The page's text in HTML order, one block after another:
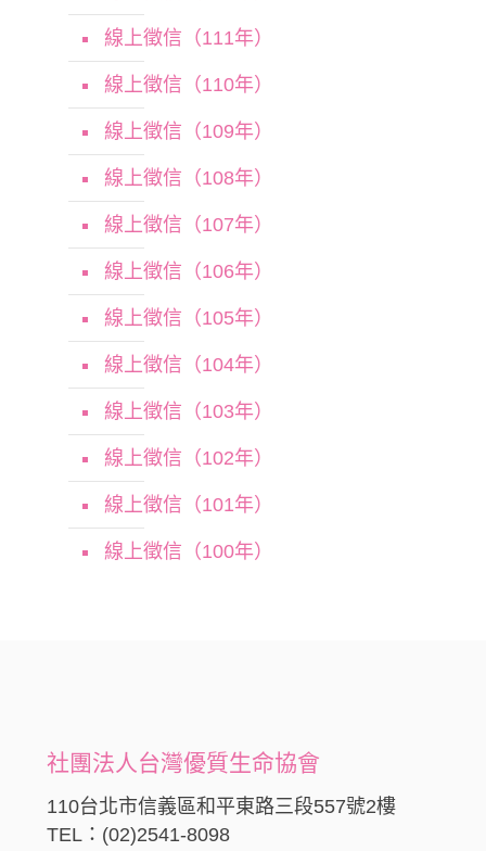
線上徵信（111年）
線上徵信（110年）
線上徵信（109年）
線上徵信（108年）
線上徵信（107年）
線上徵信（106年）
線上徵信（105年）
線上徵信（104年）
線上徵信（103年）
線上徵信（102年）
線上徵信（101年）
線上徵信（100年）
社團法人台灣優質生命協會
110台北市信義區和平東路三段557號2樓
TEL：(02)2541-8098